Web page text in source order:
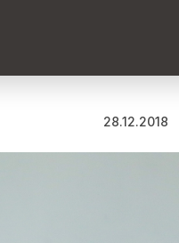
28.12.2018